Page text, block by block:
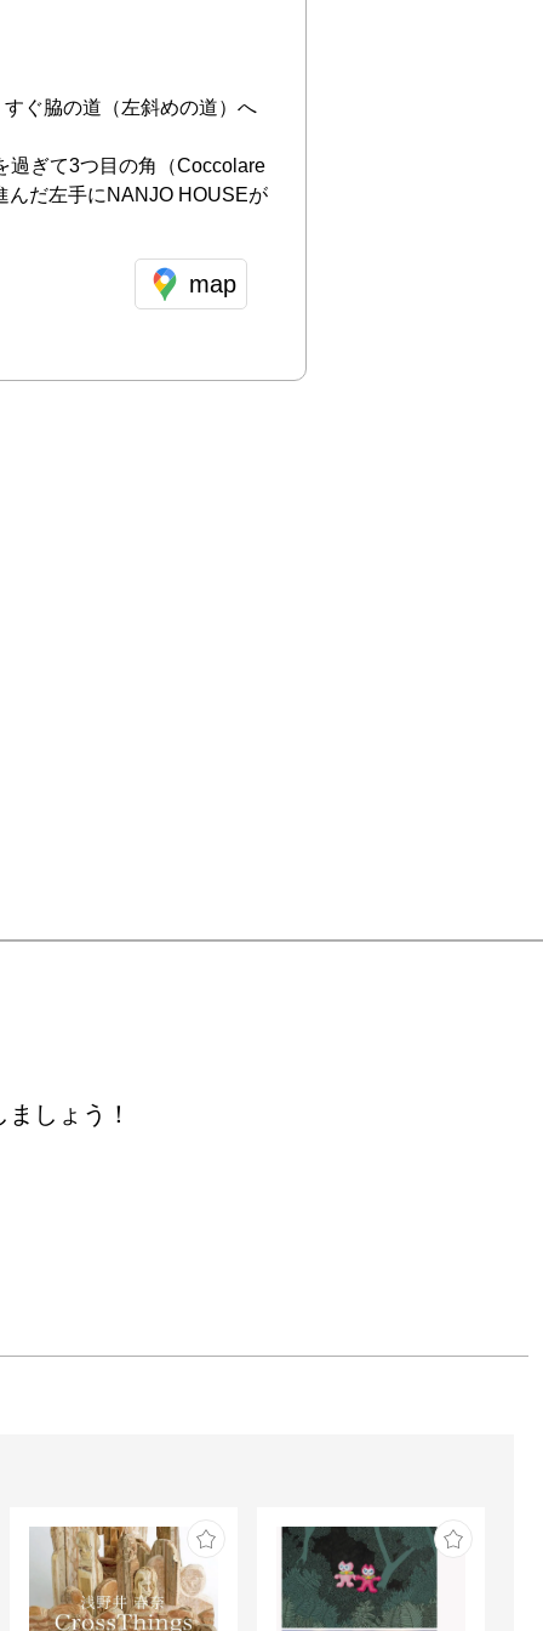
ぐ脇の道（左斜めの道）へ
過ぎて3つ目の角（Coccolare
んだ左手にNANJO HOUSEが
map
しょう！